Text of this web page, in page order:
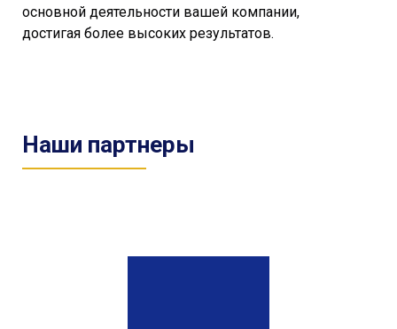
основной деятельности вашей компании,
достигая более высоких результатов.
Наши партнеры